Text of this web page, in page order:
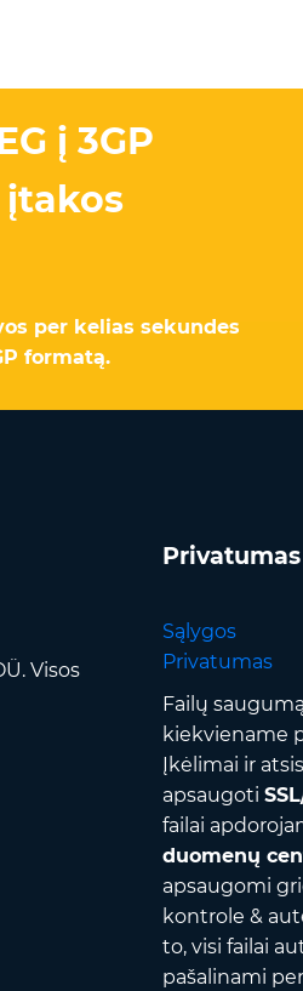
į 3GP
per kelias sekundes
formatą.
Visos
Sąlygos
Privatumas
Failų
kiekviename
Įkėlimai ir
apsaugoti
failai
duomenų
apsaugomi
kontrole &
to, visi failai
pašalinami per